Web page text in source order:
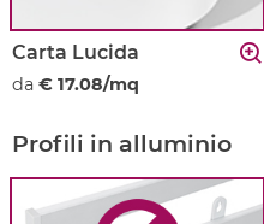
Carta Lucida
da € 17.08/mq
Profili in alluminio